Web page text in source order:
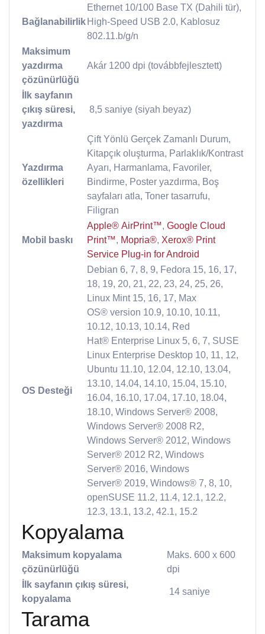
Bağlanabilirlik
Ethernet 10/100 Base TX (Dahili tür),
High-Speed USB 2.0, Kablosuz
802.11.b/g/n
Maksimum
yazdırma
çözünürlüğü
Akár 1200 dpi (továbbfejlesztett)
İlk sayfanın
çıkış süresi,
yazdırma
​ 8,5 saniye (siyah beyaz)
Yazdırma
özellikleri
Çift Yönlü Gerçek Zamanlı Durum,
Kitapçık oluşturma, Parlaklık/Kontrast
Ayarı, Harmanlama, Favoriler,
Bindirme, Poster yazdırma, Boş
sayfaları atla, Toner tasarrufu,
Filigran
Mobil baskı
Apple® AirPrint™, Google Cloud
Print™, Mopria®, Xerox® Print
Service Plug-in for Android
OS Desteği
Debian 6, 7, 8, 9, Fedora 15, 16, 17,
18, 19, 20, 21, 22, 23, 24, 25, 26,
Linux Mint 15, 16, 17, Max
OS® version 10.9, 10.10, 10.11,
10.12, 10.13, 10.14, Red
Hat® Enterprise Linux 5, 6, 7, SUSE
Linux Enterprise Desktop 10, 11, 12,
Ubuntu 11.10, 12.04, 12.10, 13.04,
13.10, 14.04, 14.10, 15.04, 15.10,
16.04, 16.10, 17.04, 17.10, 18.04,
18.10, Windows Server® 2008,
Windows Server® 2008 R2,
Windows Server® 2012, Windows
Server® 2012 R2, Windows
Server® 2016, Windows
Server® 2019, Windows® 7, 8, 10,
openSUSE 11.2, 11.4, 12.1, 12.2,
12.3, 13.1, 13.2, 42.1, 15.2
Kopyalama
Maksimum kopyalama
çözünürlüğü
Maks. 600 x 600
dpi
İlk sayfanın çıkış süresi,
kopyalama
​ 14 saniye
Tarama